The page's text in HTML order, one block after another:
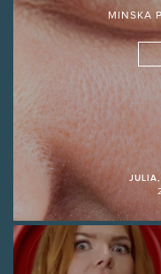
MINSKA
JULIA,